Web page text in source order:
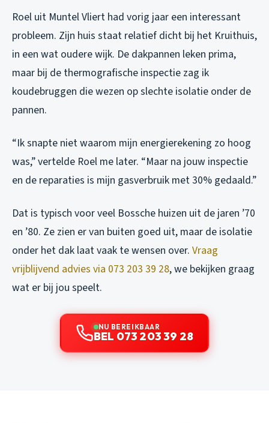
Roel uit Muntel Vliert had vorig jaar een interessant
probleem. Zijn huis staat relatief dicht bij het Kruithuis,
in een wat oudere wijk. De dakpannen leken prima,
maar bij de thermografische inspectie zag ik
koudebruggen die wezen op slechte isolatie onder de
pannen.
“Ik snapte niet waarom mijn energierekening zo hoog
was,” vertelde Roel me later. “Maar na jouw inspectie
en de reparaties is mijn gasverbruik met 30% gedaald.”
Dat is typisch voor veel Bossche huizen uit de jaren ’70
en ’80. Ze zien er van buiten goed uit, maar de isolatie
onder het dak laat vaak te wensen over. Vraag
vrijblijvend advies via 073 203 39 28, we bekijken graag
wat er bij jou speelt.
NU BEREIKBAAR
BEL 073 203 39 28